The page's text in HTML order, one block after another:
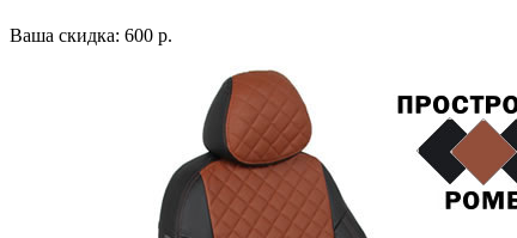
Ваша скидка: 600 р.